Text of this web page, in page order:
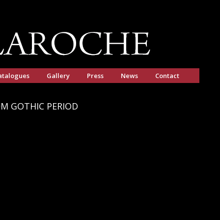
Gallery Press News Contact
GOTHIC PERIOD